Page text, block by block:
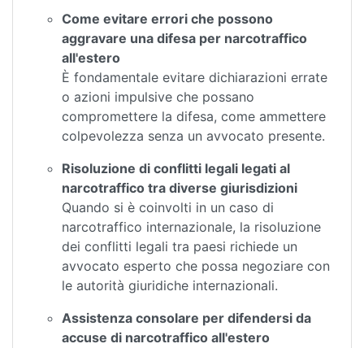
Come evitare errori che possono
aggravare una difesa per narcotraffico
all'estero
È fondamentale evitare dichiarazioni errate
o azioni impulsive che possano
compromettere la difesa, come ammettere
colpevolezza senza un avvocato presente.
Risoluzione di conflitti legali legati al
narcotraffico tra diverse giurisdizioni
Quando si è coinvolti in un caso di
narcotraffico internazionale, la risoluzione
dei conflitti legali tra paesi richiede un
avvocato esperto che possa negoziare con
le autorità giuridiche internazionali.
Assistenza consolare per difendersi da
accuse di narcotraffico all'estero